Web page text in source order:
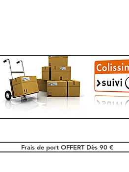
Frais de port OFFERT Dès 90 €